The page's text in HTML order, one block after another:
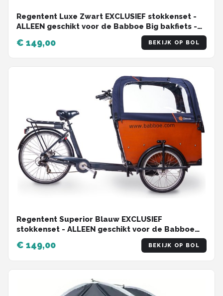
Regentent Luxe Zwart EXCLUSIEF stokkenset -
ALLEEN geschikt voor de Babboe Big bakfiets -
€ 149,00 BEKIJK OP BOL
Regentent Superior Blauw EXCLUSIEF
stokkenset - ALLEEN geschikt voor de Babboe
€ 149,00 BEKIJK OP BOL